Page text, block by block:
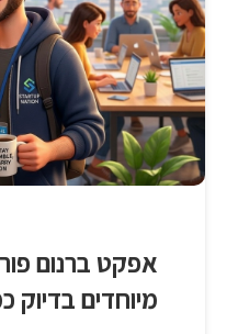
אפקט ברנום
מיוחדים בדיוק